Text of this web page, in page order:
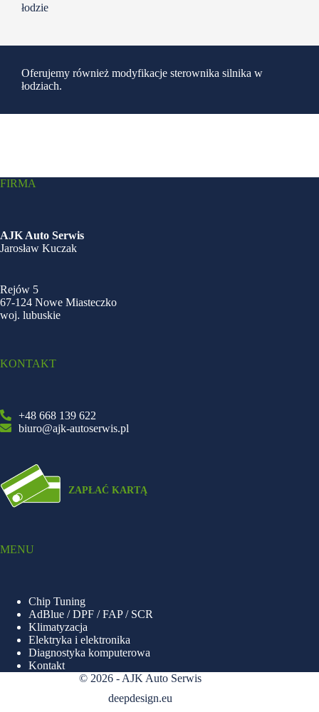
łodzie
Oferujemy również modyfikacje sterownika silnika w
łodziach.
FIRMA
AJK Auto Serwis
Jarosław Kuczak
Rejów 5
67-124 Nowe Miasteczko
woj. lubuskie
KONTAKT
+48 668 139 622
biuro@ajk-autoserwis.pl
MENU
Chip Tuning
AdBlue / DPF / FAP / SCR
Klimatyzacja
Elektryka i elektronika
Diagnostyka komputerowa
Kontakt
© 2026 - AJK Auto Serwis
deepdesign.eu